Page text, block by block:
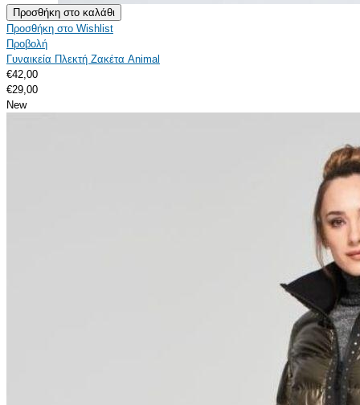
Προσθήκη στο Wishlist
Προβολή
Γυναικεία Πλεκτή Ζακέτα Animal
€42,00
€29,00
New